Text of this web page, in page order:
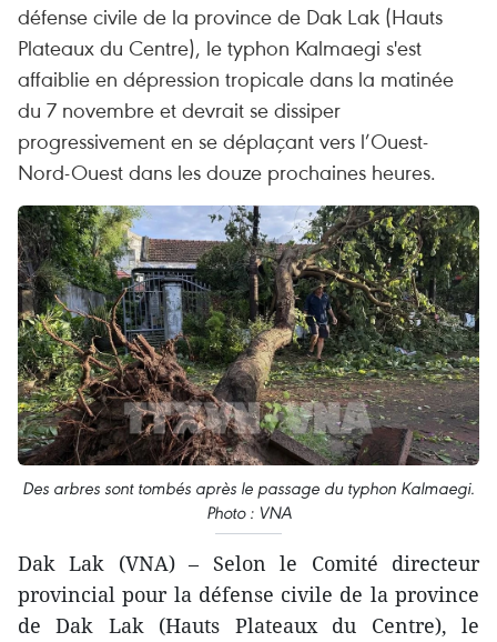
défense civile de la province de Dak Lak (Hauts
Plateaux du Centre), le typhon Kalmaegi s'est
affaiblie en dépression tropicale dans la matinée
du 7 novembre et devrait se dissiper
progressivement en se déplaçant vers l’Ouest-
Nord-Ouest dans les douze prochaines heures.
Des arbres sont tombés après le passage du typhon Kalmaegi.
Photo : VNA
Dak Lak (VNA) – Selon le Comité directeur
provincial pour la défense civile de la province
de Dak Lak (Hauts Plateaux du Centre), le